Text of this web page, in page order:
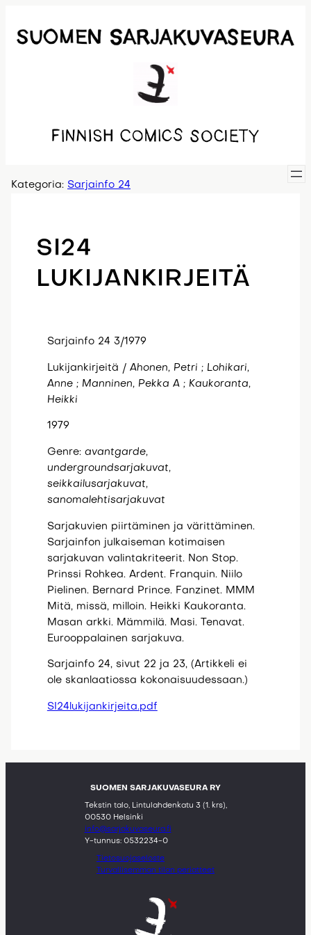
sisältöön
Kategoria: Sarjainfo 24
SI24
LUKIJANKIRJEITÄ
Sarjainfo 24 3/1979
Lukijankirjeitä /Ahonen, Petri ; Lohikari,
Anne ; Manninen, Pekka A ; Kaukoranta,
Heikki
1979
Genre:avantgarde,
undergroundsarjakuvat,
seikkailusarjakuvat,
sanomalehtisarjakuvat
Sarjakuvien piirtäminen ja värittäminen.
Sarjainfon julkaiseman kotimaisen
sarjakuvan valintakriteerit. Non Stop.
Prinssi Rohkea. Ardent. Franquin. Niilo
Pielinen. Bernard Prince. Fanzinet. MMM
Mitä, missä, milloin. Heikki Kaukoranta.
Masan arkki. Mämmilä. Masi. Tenavat.
Eurooppalainen sarjakuva.
Sarjainfo 24, sivut 22 ja 23, (Artikkeli ei
ole skanlaatiossa kokonaisuudessaan.)
SI24lukijankirjeita.pdf
SUOMEN SARJAKUVASEURA RY
Tekstin talo, Lintulahdenkatu 3 (1. krs),
00530 Helsinki
info@sarjakuvaseura.fi
Y-tunnus: 0532234-0
Tietosuojaseloste
Turvallisemman tilan periatteet